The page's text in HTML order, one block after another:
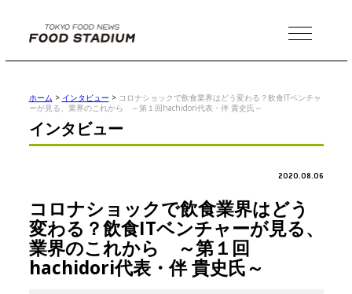
MENU
ホーム > インタビュー > コロナショックで飲食業界はどう変わる？飲食ITベンチャ
ーが見る、業界のこれから ～第１回hachidori代表・伴 貴史氏～
インタビュー
2020.08.06
コロナショックで飲食業界はどう
変わる？飲食ITベンチャーが見る、
業界のこれから ～第１回
hachidori代表・伴 貴史氏～